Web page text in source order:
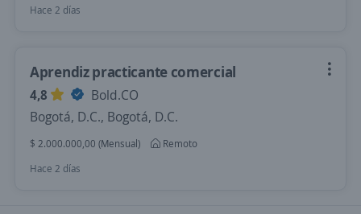
Hace 2 días
Aprendiz practicante comercial
4,8
Bold.CO
Bogotá, D.C., Bogotá, D.C.
$ 2.000.000,00 (Mensual)
Remoto
Hace 2 días